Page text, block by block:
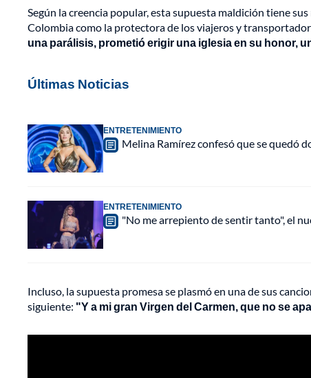
Según la creencia popular, esta supuesta maldición tiene
Colombia como la protectora de los viajeros y
una parálisis, prometió erigir una iglesia en su honor,
Últimas Noticias
ENTRETENIMIENTO
Melina Ramírez confesó que se quedó
ENTRETENIMIENTO
"No me arrepiento de sentir tanto", el
Incluso, la supuesta promesa se plasmó en una de sus
siguiente: "Y a mi gran Virgen del Carmen, que no se